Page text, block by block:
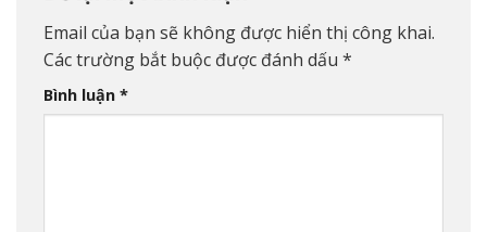
Email của bạn sẽ không được hiển thị công khai.
Các trường bắt buộc được đánh dấu *
Bình luận *